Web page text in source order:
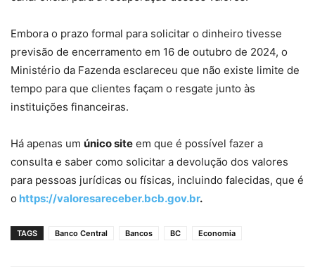
Embora o prazo formal para solicitar o dinheiro tivesse
previsão de encerramento em 16 de outubro de 2024, o
Ministério da Fazenda esclareceu que não existe limite de
tempo para que clientes façam o resgate junto às
instituições financeiras.
Há apenas um único site em que é possível fazer a
consulta e saber como solicitar a devolução dos valores
para pessoas jurídicas ou físicas, incluindo falecidas, que é
o https://valoresareceber.bcb.gov.br.
TAGS Banco Central Bancos BC Economia